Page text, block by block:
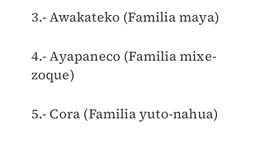
3.- Awakateko (Familia maya)
4.- Ayapaneco (Familia mixe-
zoque)
5.- Cora (Familia yuto-nahua)